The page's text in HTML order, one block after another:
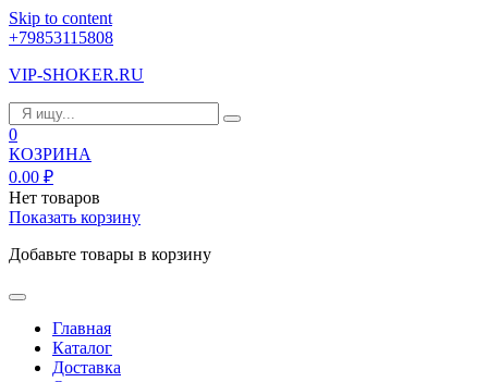
Skip to content
+79853115808
VIP-SHOKER.RU
0
КОЗРИНА
0.00 ₽
Нет товаров
Показать корзину
Добавьте товары в корзину
Главная
Каталог
Доставка